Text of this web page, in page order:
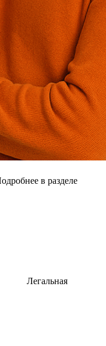
в разделе
Легальная